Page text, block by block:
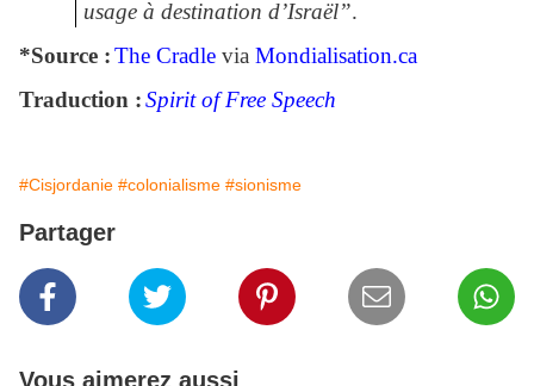
usage à destination d’Israël”.
*Source :The Cradle via Mondialisation.ca
Traduction :Spirit of Free Speech
#Cisjordanie #colonialisme #sionisme
Partager
Vous aimerez aussi